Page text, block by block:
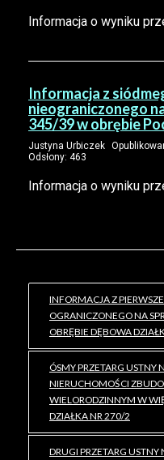
Informacja o wyniku
Informacja z
nieograniczonego
345/39 w obrębie
Justyna Urbiczek
Odsłony: 463
Informacja o wyniku
INFORMACJA Z
OGRANICZONEGO NA
OBRĘBIE DĘBOWA
ÓSMY PRZETARG USTNY
NIERUCHOMOŚCI
WIELORODZINNYM W
DZIAŁKA NR 270/2
DRUGI PRZETARG